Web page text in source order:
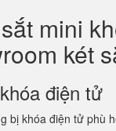
mini
két
điện tử
bị khóa điện tử phù